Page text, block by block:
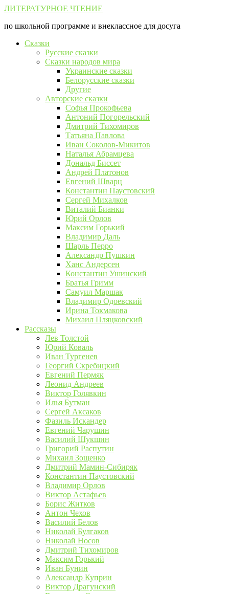
Перейти
контенту
ЛИТЕРАТУРНОЕ ЧТЕНИЕ
по школьной программе и внеклассное для досуга
Сказки
Русские сказки
Сказки народов мира
Украинские сказки
Белорусские сказки
Другие
Авторские сказки
Софья Прокофьева
Антоний Погорельский
Дмитрий Тихомиров
Татьяна Павлова
Иван Соколов-Микитов
Наталья Абрамцева
Дональд Биссет
Андрей Платонов
Евгений Шварц
Константин Паустовский
Сергей Михалков
Виталий Бианки
Юрий Орлов
Максим Горький
Владимир Даль
Шарль Перро
Александр Пушкин
Ханс Андерсен
Константин Ушинский
Братья Гримм
Самуил Маршак
Владимир Одоевский
Ирина Токмакова
Михаил Пляцковский
Рассказы
Лев Толстой
Юрий Коваль
Иван Тургенев
Георгий Скребицкий
Евгений Пермяк
Леонид Андреев
Виктор Голявкин
Илья Бутман
Сергей Аксаков
Фазиль Искандер
Евгений Чарушин
Василий Шукшин
Григорий Распутин
Михаил Зощенко
Дмитрий Мамин-Сибиряк
Константин Паустовский
Владимир Орлов
Виктор Астафьев
Борис Житков
Антон Чехов
Василий Белов
Николай Булгаков
Николай Носов
Дмитрий Тихомиров
Максим Горький
Иван Бунин
Александр Куприн
Виктор Драгунский